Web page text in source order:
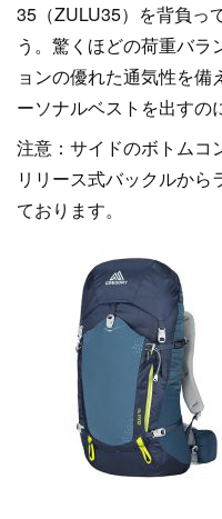
35（ZULU35）を背負っ
う。驚くほどの荷重バ
ョンの優れた通気性を
ーソナルベストを出すの
注意：サイドのボトムコ
リリース式バックルから
ております。